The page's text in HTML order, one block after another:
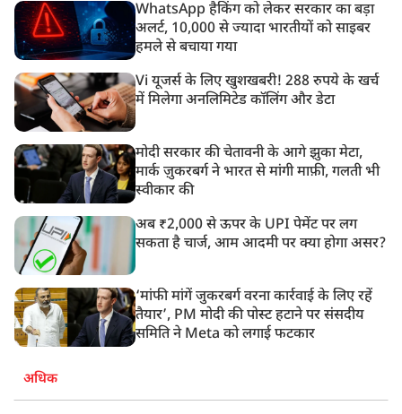
WhatsApp हैकिंग को लेकर सरकार का बड़ा
अलर्ट, 10,000 से ज्यादा भारतीयों को साइबर
हमले से बचाया गया
Vi यूजर्स के लिए खुशखबरी! 288 रुपये के खर्च
में मिलेगा अनलिमिटेड कॉलिंग और डेटा
मोदी सरकार की चेतावनी के आगे झुका मेटा,
मार्क ज़ुकरबर्ग ने भारत से मांगी माफ़ी, गलती भी
स्वीकार की
अब ₹2,000 से ऊपर के UPI पेमेंट पर लग
सकता है चार्ज, आम आदमी पर क्या होगा असर?
‘मांफी मांगें जुकरबर्ग वरना कार्रवाई के लिए रहें
तैयार’, PM मोदी की पोस्ट हटाने पर संसदीय
समिति ने Meta को लगाई फटकार
अधिक